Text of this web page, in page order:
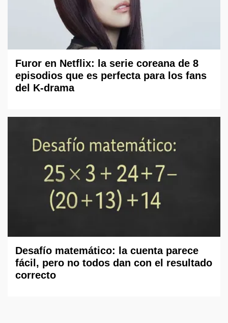
Furor en Netflix: la serie coreana de 8
episodios que es perfecta para los fans
del K-drama
Desafío matemático: la cuenta parece
fácil, pero no todos dan con el resultado
correcto